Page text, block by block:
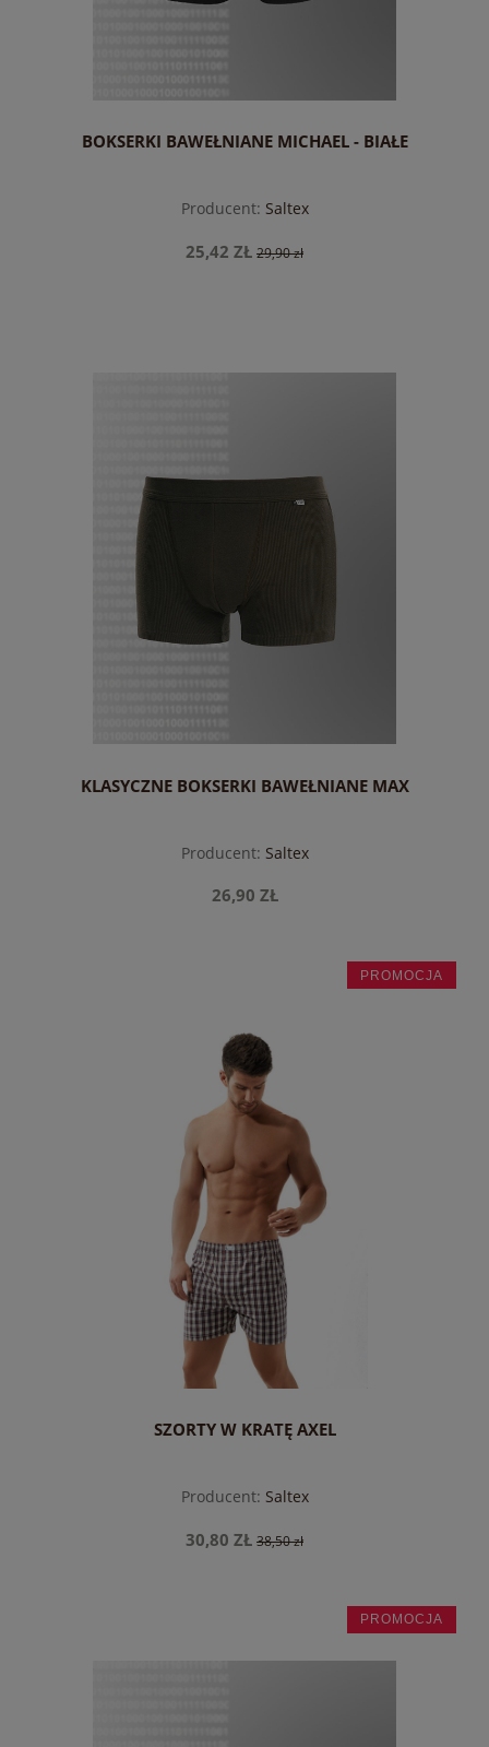
BOKSERKI BAWEŁNIANE MICHAEL - BIAŁE
Producent: Saltex
25,42 ZŁ 29,90 zł
KLASYCZNE BOKSERKI BAWEŁNIANE MAX
Producent: Saltex
26,90 ZŁ
do koszyka
SZORTY W KRATĘ AXEL
Producent: Saltex
30,80 ZŁ 38,50 zł
PROMOCJA
PROMOCJA